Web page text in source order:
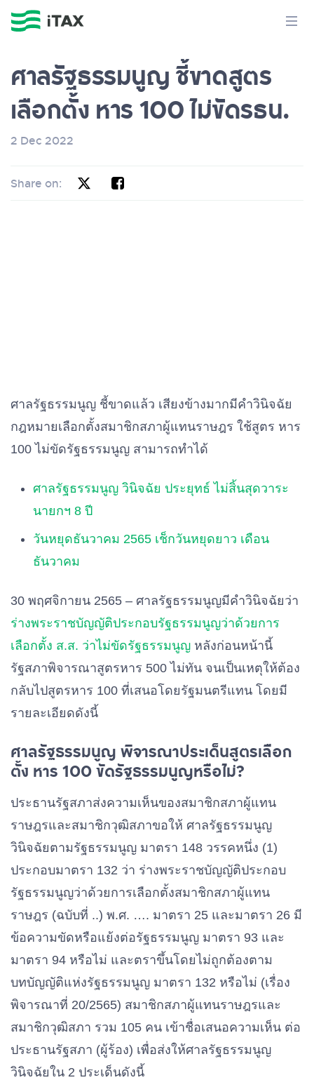
ศาลรัฐธรรมนูญ ชี้ขาดสูตร
เลือกตั้ง หาร 100 ไม่ขัดรธน.
2 Dec 2022
Share on:
ศาลรัฐธรรมนูญ ชี้ขาดแล้ว เสียงข้างมากมีคำวินิจฉัย
กฎหมายเลือกตั้งสมาชิกสภาผู้แทนราษฎร ใช้สูตร หาร
100 ไม่ขัดรัฐธรรมนูญ สามารถทำได้
ศาลรัฐธรรมนูญ วินิจฉัย ประยุทธ์ ไม่สิ้นสุดวาระ
นายกฯ 8 ปี
วันหยุดธันวาคม 2565 เช็กวันหยุดยาว เดือน
ธันวาคม
30 พฤศจิกายน 2565 – ศาลรัฐธรรมนูญมีคำวินิจฉัยว่า
ร่างพระราชบัญญัติประกอบรัฐธรรมนูญว่าด้วยการ
เลือกตั้ง ส.ส. ว่าไม่ขัดรัฐธรรมนูญ หลังก่อนหน้านี้
รัฐสภาพิจารณาสูตรหาร 500 ไม่ทัน จนเป็นเหตุให้ต้อง
กลับไปสูตรหาร 100 ที่เสนอโดยรัฐมนตรีแทน โดยมี
รายละเอียดดังนี้
ศาลรัฐธรรมนูญ พิจารณาประเด็นสูตรเลือก
ตั้ง หาร 100 ขัดรัฐธรรมนูญหรือไม่?
ประธานรัฐสภาส่งความเห็นของสมาชิกสภาผู้แทน
ราษฎรและสมาชิกวุฒิสภาขอให้ ศาลรัฐธรรมนูญ
วินิจฉัยตามรัฐธรรมนูญ มาตรา 148 วรรคหนึ่ง (1)
ประกอบมาตรา 132 ว่า ร่างพระราชบัญญัติประกอบ
รัฐธรรมนูญว่าด้วยการเลือกตั้งสมาชิกสภาผู้แทน
ราษฎร (ฉบับที่ ..) พ.ศ. …. มาตรา 25 และมาตรา 26 มี
ข้อความขัดหรือแย้งต่อรัฐธรรมนูญ มาตรา 93 และ
มาตรา 94 หรือไม่ และตราขึ้นโดยไม่ถูกต้องตาม
บทบัญญัติแห่งรัฐธรรมนูญ มาตรา 132 หรือไม่ (เรื่อง
พิจารณาที่ 20/2565) สมาชิกสภาผู้แทนราษฎรและ
สมาชิกวุฒิสภา รวม 105 คน เข้าชื่อเสนอความเห็น ต่อ
ประธานรัฐสภา (ผู้ร้อง) เพื่อส่งให้ศาลรัฐธรรมนูญ
วินิจฉัยใน 2 ประเด็นดังนี้